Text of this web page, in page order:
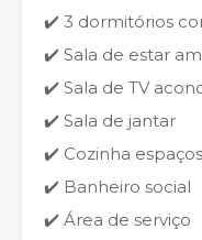
✔️ 3 dormitórios
✔️ Sala de estar
✔️ Sala de TV
✔️ Sala de jantar
✔️ Cozinha
✔️ Banheiro social
✔️ Área de serviço